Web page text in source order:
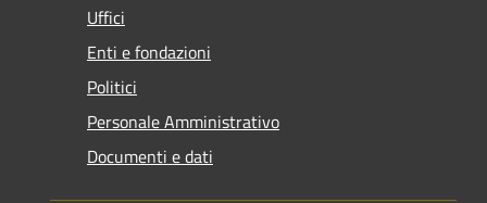
Uffici
Enti e fondazioni
Politici
Personale Amministrativo
Documenti e dati